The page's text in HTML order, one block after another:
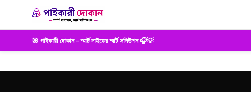
🎯 পাইকারী দোকান – স্মার্ট লাইফের স্মার্ট সলিউশন 🎧💡